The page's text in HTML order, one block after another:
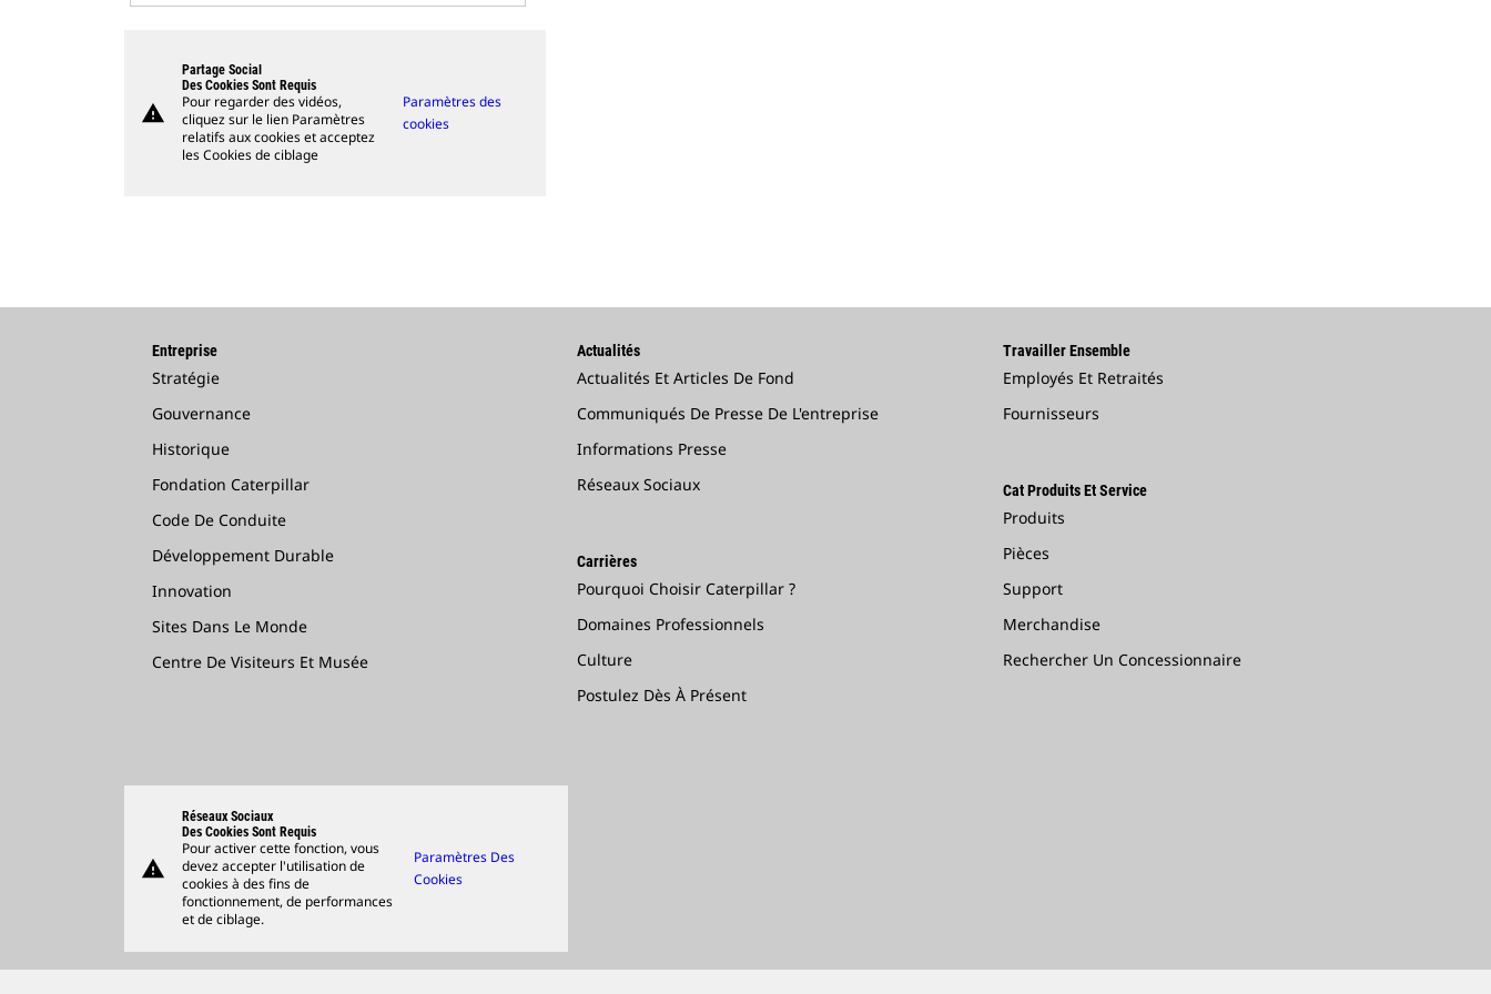
warning
Partage Social
Des Cookies Sont Requis
Pour regarder des vidéos,
cliquez sur le lien Paramètres
relatifs aux cookies et acceptez
les Cookies de ciblage
Paramètres des
cookies
Entreprise
Stratégie
Gouvernance
Historique
Fondation Caterpillar
Code De Conduite
Développement Durable
Innovation
Sites Dans Le Monde
Centre De Visiteurs Et Musée
Actualités
Actualités Et Articles De Fond
Communiqués De Presse De L'entreprise
Informations Presse
Réseaux Sociaux
Carrières
Pourquoi Choisir Caterpillar ?
Domaines Professionnels
Culture
Postulez Dès À Présent
Travailler Ensemble
Employés Et Retraités
Fournisseurs
Cat Produits Et Service
Produits
Pièces
Support
Merchandise
Rechercher Un Concessionnaire
warning
Réseaux Sociaux
Des Cookies Sont Requis
Pour activer cette fonction, vous
devez accepter l'utilisation de
cookies à des fins de
fonctionnement, de performances
et de ciblage.
Paramètres Des
Cookies